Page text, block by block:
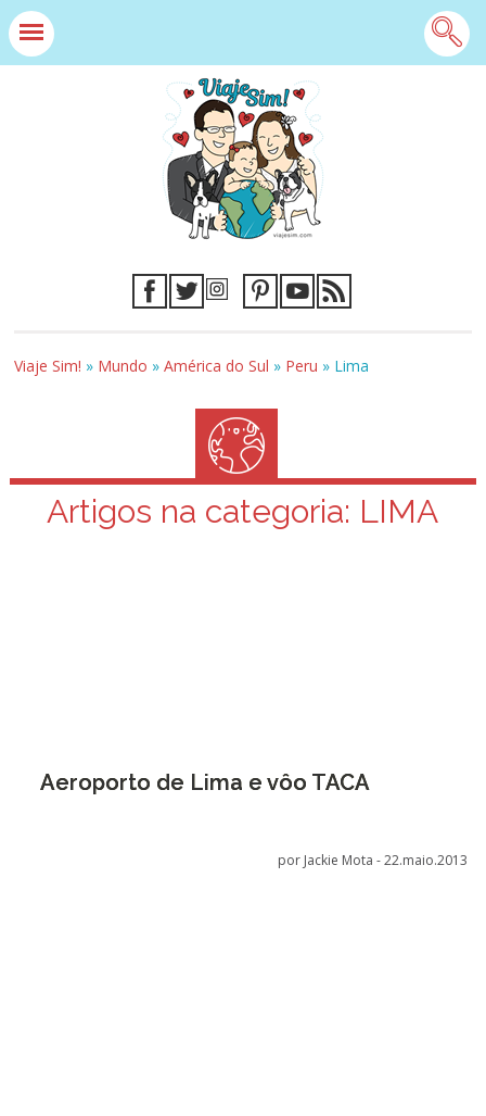
Viaje Sim! » Mundo »América do Sul » Peru » Lima
Artigos na categoria: LIMA
Aeroporto de Lima e vôo TACA
por Jackie Mota -22.maio.2013